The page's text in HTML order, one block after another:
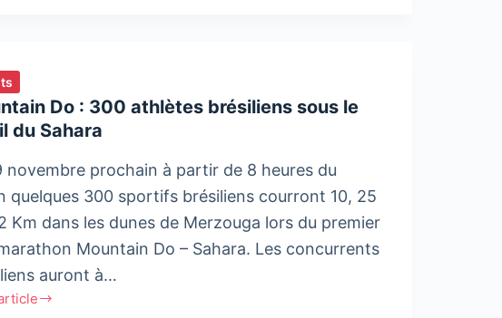
Do : 300 athlètes brésiliens sous le
du Sahara
novembre prochain à partir de 8 heures du
quelques 300 sportifs brésiliens courront 10, 25
Km dans les dunes de Merzouga lors du premier
Mountain Do – Sahara. Les concurrents
auront à…